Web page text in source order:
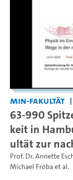
MIN-Fakultät
63-990
keit in
ultät zur
Prof. Dr. Annette
Michael Fröba et al.